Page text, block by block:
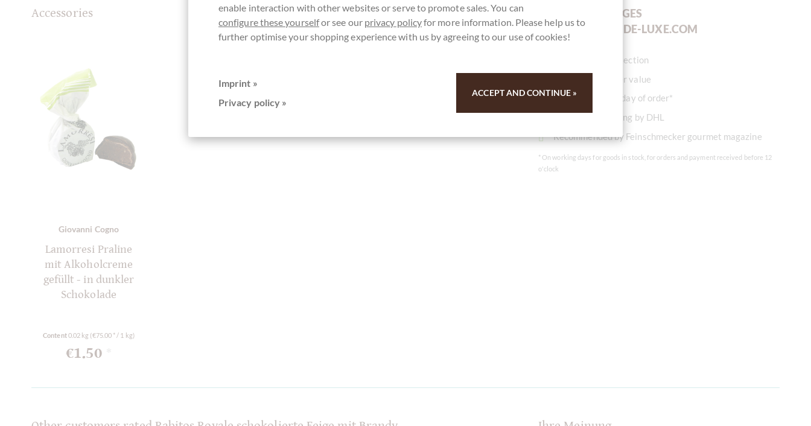
Accessories
Giovanni Cogno
Lamorresi Praline
mit Alkoholcreme
gefüllt - in dunkler
Schokolade
Content0.02 kg (€75.00 * / 1 kg)
€1.50
YOUR ADVANTAGES
ATCHOCOLATS-DE-LUXE.COM
Great product selection
No minimum order value
Ready to ship on day of order*
Worldwide shipping by DHL
Recommended by Feinschmecker gourmet magazine
* On working days for goods in stock, for orders and payment received before 12
o'clock
enable interaction with other websites or serve to promote sales. You can
configure these yourselfor see our privacy policyfor more information. Please help us to
further optimise your shopping experience with us by agreeing to our use of cookies!
Imprint »
Privacy policy »
ACCEPT AND CONTINUE »